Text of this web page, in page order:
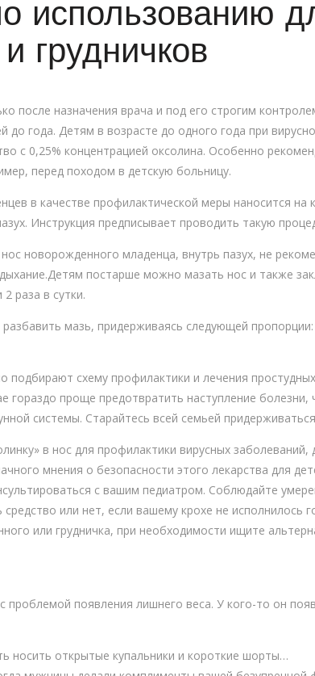
использованию
грудничков
после назначения врача и под его строгим
до года. Детям в возрасте до одного года при
с 0,25% концентрацией оксолина. Особенно
перед походом в детскую больницу.
в качестве профилактической меры наносится на
Инструкция предписывает проводить такую
новорожденного младенца, внутрь пазух, не
постарше можно мазать нос и также
раза в сутки.
мазь, придерживаясь следующей
подбирают схему профилактики и лечения
гораздо проще предотвратить наступление
системы. Старайтесь всей семьей
в нос для профилактики вирусных
мнения о безопасности этого лекарства для
с вашим педиатром. Соблюдайте
или нет, если вашему крохе не исполнилось
или грудничка, при необходимости ищите
появления лишнего веса. У кого-то он
носить открытые купальники и короткие шорты…